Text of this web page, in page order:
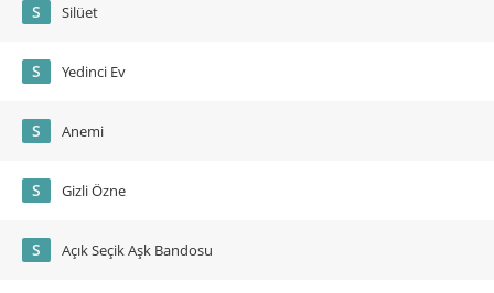
S Silüet
S Yedinci Ev
S Anemi
S Gizli Özne
S Açık Seçik Aşk Bandosu